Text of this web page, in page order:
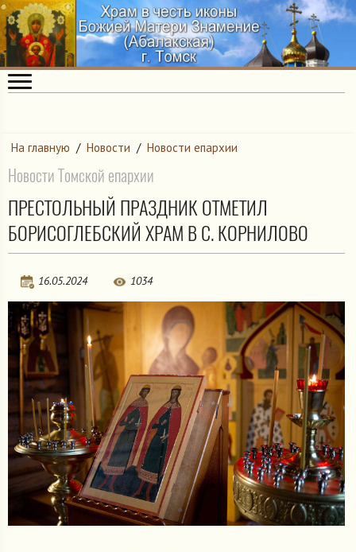
На главную / Новости / Новости епархии
Новости Томской епархии
ПРЕСТОЛЬНЫЙ ПРАЗДНИК ОТМЕТИЛ
БОРИСОГЛЕБСКИЙ ХРАМ В С. КОРНИЛОВО
16.05.2024 1034